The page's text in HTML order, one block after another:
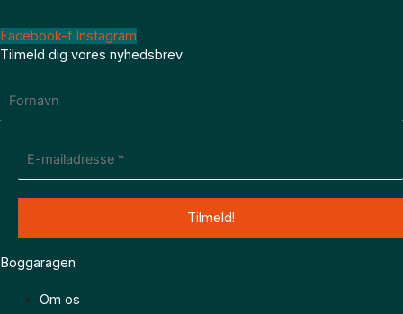
Facebook-f Instagram
Tilmeld dig vores nyhedsbrev
Boggaragen
Om os